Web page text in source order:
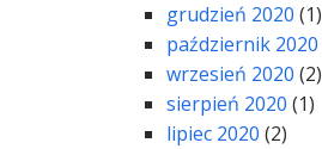
grudzień 2020 (1)
październik 2020
wrzesień 2020 (2)
sierpień 2020 (1)
lipiec 2020 (2)